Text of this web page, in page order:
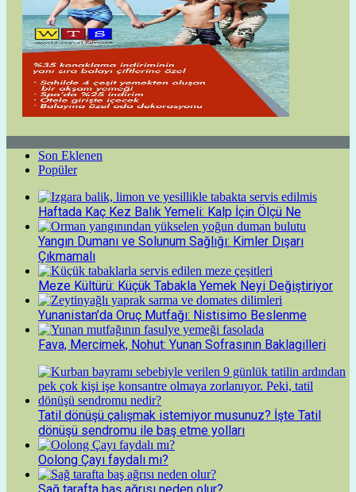
Son Eklenen
Popüler
Haftada Kaç Kez Balık Yemeli: Kalp İçin Ölçü Ne
Yangın Dumanı ve Solunum Sağlığı: Kimler Dışarı
Çıkmamalı
Meze Kültürü: Küçük Tabakla Yemek Neyi Değiştiriyor
Yunanistan’da Oruç Mutfağı: Nistisimo Beslenme
Fava, Mercimek, Nohut: Yunan Sofrasının Baklagilleri
Tatil dönüşü çalışmak istemiyor musunuz? İşte Tatil
dönüşü sendromu ile baş etme yolları
Oolong Çayı faydalı mı?
Sağ tarafta baş ağrısı neden olur?